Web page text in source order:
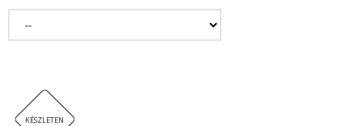
KÉSZLETEN